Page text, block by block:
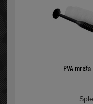
PVA